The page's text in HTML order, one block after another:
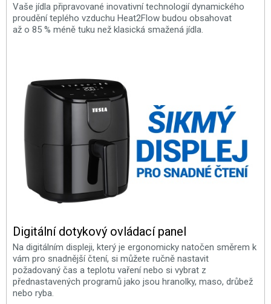
Vaše jídla připravované inovativní technologií dynamického
proudění teplého vzduchu Heat2Flow budou obsahovat
až o 85 % méně tuku než klasická smažená jídla.
Digitální dotykový ovládací panel
Na digitálním displeji, který je ergonomicky natočen směrem k
vám pro snadnější čtení, si můžete ručně nastavit
požadovaný čas a teplotu vaření nebo si vybrat z
přednastavených programů jako jsou hranolky, maso, drůbež
nebo ryba.